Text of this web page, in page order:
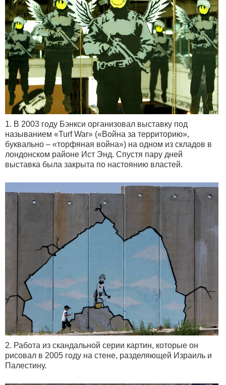
1. В 2003 году Бэнкси организовал выставку под
называнием «Turf War» («Война за территорию»,
буквально – «торфяная война») на одном из складов в
лондонском районе Ист Энд. Спустя пару дней
выставка была закрыта по настоянию властей.
2. Работа из скандальной серии картин, которые он
рисовал в 2005 году на стене, разделяющей Израиль и
Палестину.